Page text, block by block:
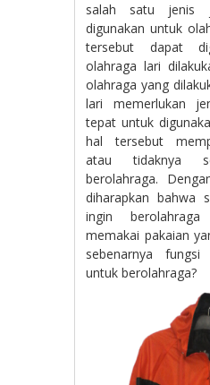
salah satu jenis
digunakan untuk
tersebut dapat
olahraga lari
olahraga yang
lari memerlukan
tepat untuk
hal tersebut
atau tidaknya
berolahraga.
diharapkan bahwa
ingin
memakai pakaian
sebenarnya
untuk berolahraga?